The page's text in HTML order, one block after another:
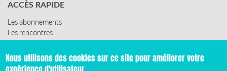
ACCÈS RAPIDE
Les abonnements
Les rencontres
Les ressources
Nous utilisons des cookies sur ce site pour améliorer votre